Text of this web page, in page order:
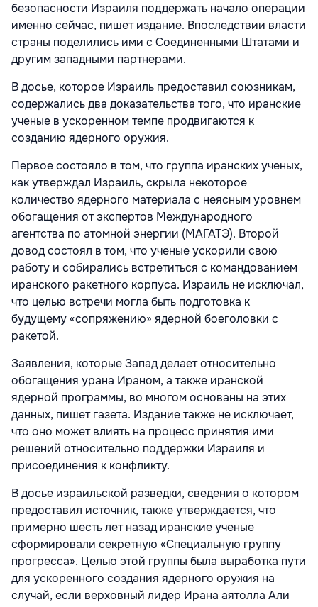
безопасности Израиля поддержать начало операции
именно сейчас, пишет издание. Впоследствии власти
страны поделились ими с Соединенными Штатами и
другим западными партнерами.
В досье, которое Израиль предоставил союзникам,
содержались два доказательства того, что иранские
ученые в ускоренном темпе продвигаются к
созданию ядерного оружия.
Первое состояло в том, что группа иранских ученых,
как утверждал Израиль, скрыла некоторое
количество ядерного материала с неясным уровнем
обогащения от экспертов Международного
агентства по атомной энергии (МАГАТЭ). Второй
довод состоял в том, что ученые ускорили свою
работу и собирались встретиться с командованием
иранского ракетного корпуса. Израиль не исключал,
что целью встречи могла быть подготовка к
будущему «сопряжению» ядерной боеголовки с
ракетой.
Заявления, которые Запад делает относительно
обогащения урана Ираном, а также иранской
ядерной программы, во многом основаны на этих
данных, пишет газета. Издание также не исключает,
что оно может влиять на процесс принятия ими
решений относительно поддержки Израиля и
присоединения к конфликту.
В досье израильской разведки, сведения о котором
предоставил источник, также утверждается, что
примерно шесть лет назад иранские ученые
сформировали секретную «Специальную группу
прогресса». Целью этой группы была выработка пути
для ускоренного создания ядерного оружия на
случай, если верховный лидер Ирана аятолла Али